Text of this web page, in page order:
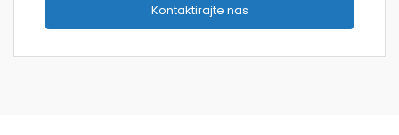
Kontaktirajte nas